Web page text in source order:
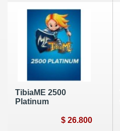
TibiaME 2500
Platinum
$ 26.800